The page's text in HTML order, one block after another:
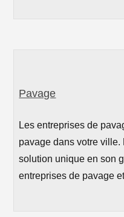
Pavage
Les entreprises de
pavage dans votre
solution unique en son
entreprises de pavage